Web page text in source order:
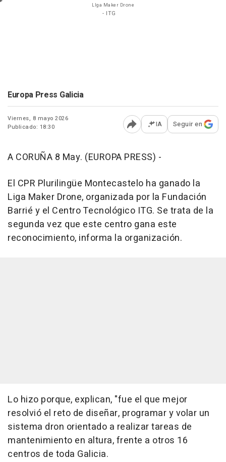
LIga Maker Drone
- ITG
Europa Press Galicia
Viernes, 8 mayo 2026
Publicado: 18:30
Abrir opciones para
IA Seguir en
A CORUÑA 8 May. (EUROPA PRESS) -
El CPR Plurilingüe Montecastelo ha ganado la
Liga Maker Drone, organizada por la Fundación
Barrié y el Centro Tecnológico ITG. Se trata de la
segunda vez que este centro gana este
reconocimiento, informa la organización.
Lo hizo porque, explican, "fue el que mejor
resolvió el reto de diseñar, programar y volar un
sistema dron orientado a realizar tareas de
mantenimiento en altura, frente a otros 16
centros de toda Galicia.